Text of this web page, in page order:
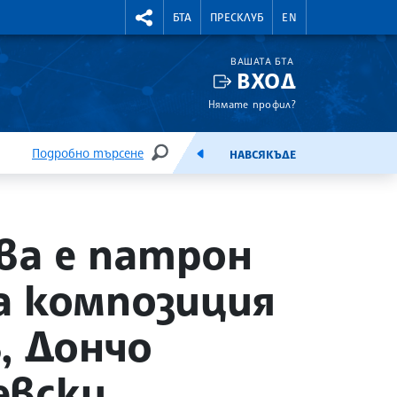
КУРСОВЕ RIGHTMENU.SOCIAL
БТА ПРЕСКЛУБ EN
ВАШАТА БТА
ВХОД
Нямате профил?
Подробно търсене
ТЪРСЕНЕЕМИСИЯНАВСЯКЪДЕ
е патрон
композиция
Дончо